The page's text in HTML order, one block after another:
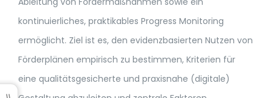
kontinuierliches, praktikables Progress Monitoring
ermöglicht. Ziel ist es, den evidenzbasierten Nutzen von
Förderplänen empirisch zu bestimmen, Kriterien für
eine qualitätsgesicherte und praxisnahe (digitale)